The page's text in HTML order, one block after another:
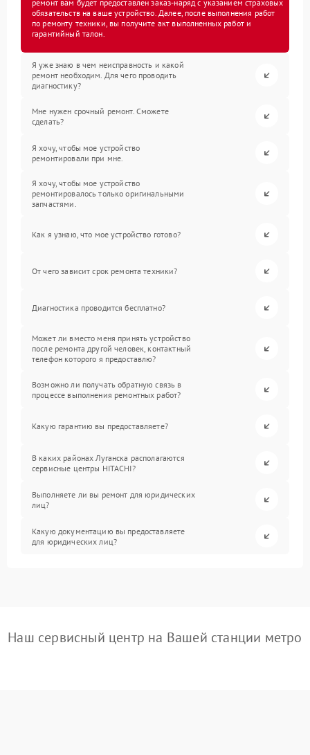
ремонт вам будет предоставлен заказ-наряд с указанием страховых
обязательств на ваше устройство. Далее, после выполнения работ
по ремонту техники, вы получите акт выполненных работ и
гарантийный талон.
Я уже знаю в чем неисправность и какой
ремонт необходим. Для чего проводить
диагностику?
Мне нужен срочный ремонт. Сможете
сделать?
Я хочу, чтобы мое устройство
ремонтировали при мне.
Я хочу, чтобы мое устройство
ремонтировалось только оригинальными
запчастями.
Как я узнаю, что мое устройство готово?
От чего зависит срок ремонта техники?
Диагностика проводится бесплатно?
Может ли вместо меня принять устройство
после ремонта другой человек, контактный
телефон которого я предоставлю?
Возможно ли получать обратную связь в
процессе выполнения ремонтных работ?
Какую гарантию вы предоставляете?
В каких районах Луганска располагаются
сервисные центры HITACHI?
Выполняете ли вы ремонт для юридических
лиц?
Какую документацию вы предоставляете
для юридических лиц?
Наш сервисный центр на Вашей станции метро